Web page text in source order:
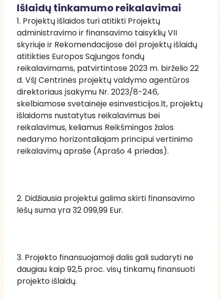
Išlaidų tinkamumo reikalavimai
1. Projektų išlaidos turi atitikti Projektų
administravimo ir finansavimo taisyklių VII
skyriuje ir Rekomendacijose dėl projektų išlaidų
atitikties Europos Sąjungos fondų
reikalavimams, patvirtintose 2023 m. birželio 22
d. VšĮ Centrinės projektų valdymo agentūros
direktoriaus įsakymu Nr. 2023/8-246,
skelbiamose svetainėje esinvesticijos.lt, projektų
išlaidoms nustatytus reikalavimus bei
reikalavimus, keliamus Reikšmingos žalos
nedarymo horizontaliajam principui vertinimo
reikalavimų apraše (Aprašo 4 priedas).
2. Didžiausia projektui galima skirti finansavimo
lėšų suma yra 32 099,99 Eur.
3. Projekto finansuojamoji dalis gali sudaryti ne
daugiau kaip 92,5 proc. visų tinkamų finansuoti
projekto išlaidų.